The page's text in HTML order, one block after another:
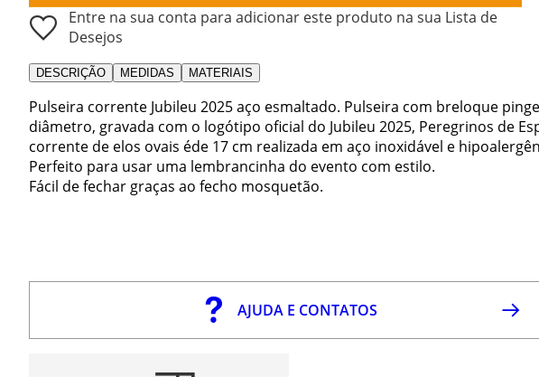
Entre na sua conta para adicionar este produto na sua Lista de
Desejos
DESCRIÇÃO MEDIDAS MATERIAIS
Pulseira corrente Jubileu 2025 aço esmaltado. Pulseira com breloque
diâmetro, gravada com o logótipo oficial do Jubileu 2025, Peregrinos de
corrente de elos ovais éde 17 cm realizada em aço inoxidável e
Perfeito para usar uma lembrancinha do evento com estilo.
Fácil de fechar graças ao fecho mosquetão.
AJUDA E CONTATOS